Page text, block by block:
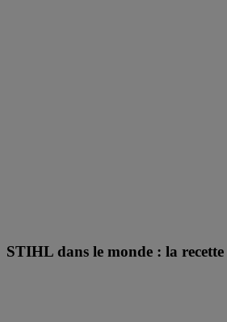
STIHL dans le monde : la recette